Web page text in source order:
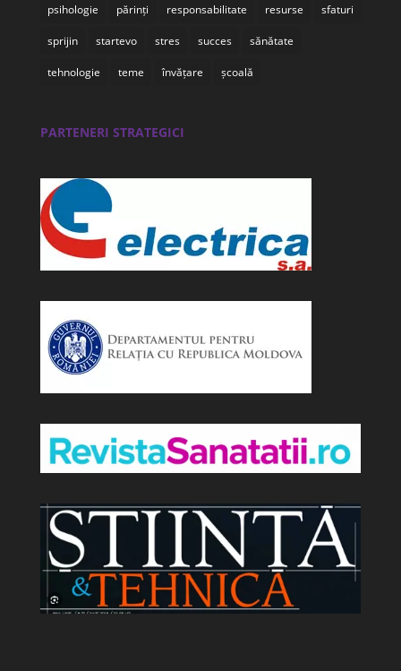
psihologie părinți responsabilitate resurse sfaturi
sprijin startevo stres succes sănătate
tehnologie teme învățare școală
PARTENERI STRATEGICI